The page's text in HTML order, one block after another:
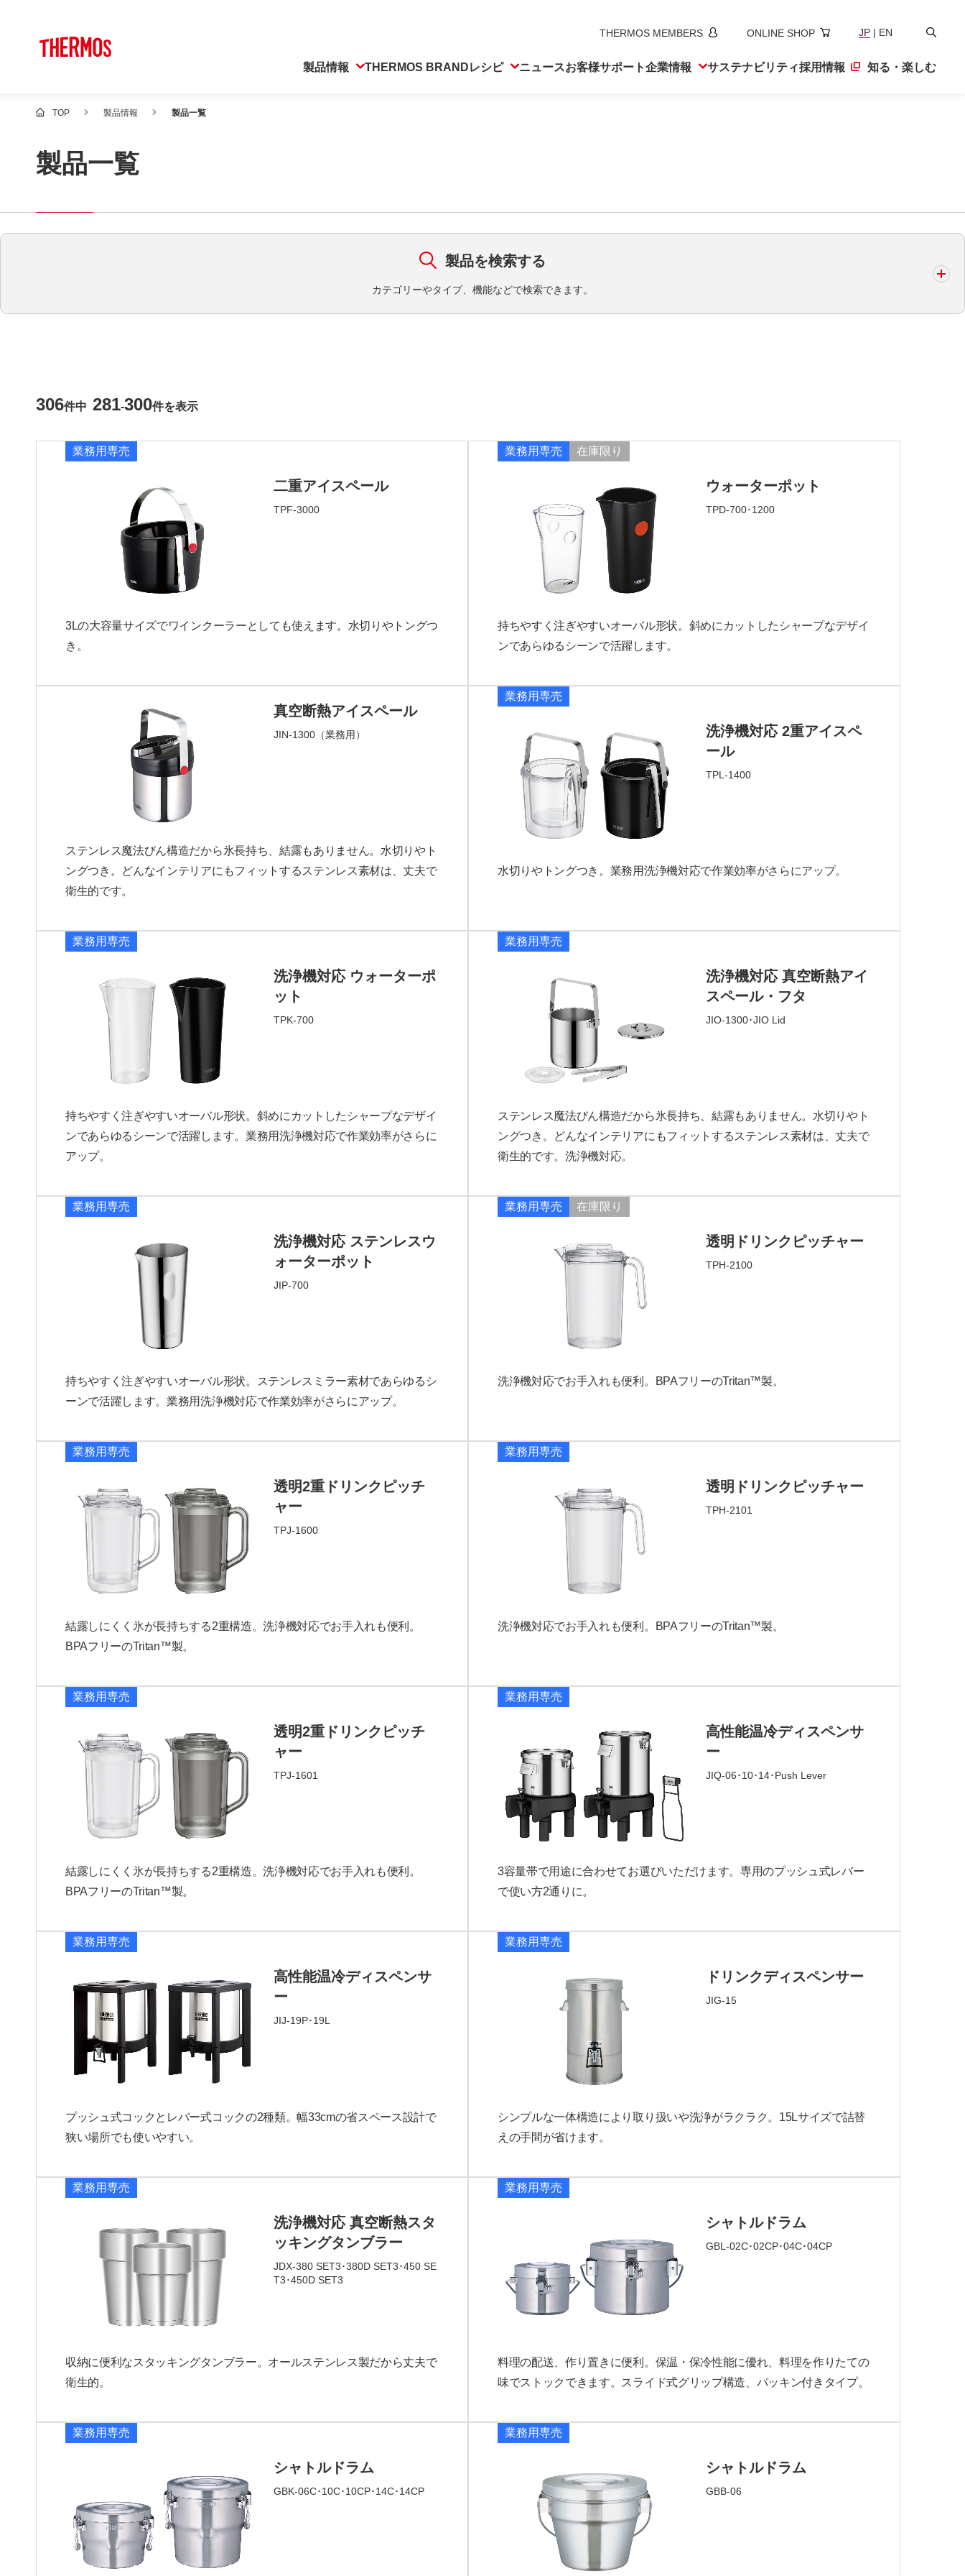
THERMOS MEMBERS ONLINE SHOP JP | EN
検
製品情報 THERMOS BRANDレシピ ニュースお客様サポート企業情報 サステナビリティ採用情報 知る・楽しむ
TOP 製品情報 製品一覧
製品一覧
製品を検索する
カテゴリーやタイプ、機能などで検索できます。
検索する
306件中 281-300件を表示
業務用専売
二重アイスペール
TPF-3000
3Lの大容量サイズでワインクーラーとしても使えます。水切りやトングつ
き。
業務用専売 在庫限り
ウォーターポット
TPD-700･1200
持ちやすく注ぎやすいオーバル形状。斜めにカットしたシャープなデザイ
ンであらゆるシーンで活躍します。
真空断熱アイスペール
JIN-1300（業務用）
ステンレス魔法びん構造だから氷長持ち、結露もありません。水切りやト
ングつき。どんなインテリアにもフィットするステンレス素材は、丈夫で
衛生的です。
業務用専売
洗浄機対応 2重アイスペ
ール
TPL-1400
水切りやトングつき。業務用洗浄機対応で作業効率がさらにアップ。
業務用専売
洗浄機対応 ウォーターポ
ット
TPK-700
持ちやすく注ぎやすいオーバル形状。斜めにカットしたシャープなデザイ
ンであらゆるシーンで活躍します。業務用洗浄機対応で作業効率がさらに
アップ。
業務用専売
洗浄機対応 真空断熱アイ
スペール・フタ
JIO-1300･JIO Lid
ステンレス魔法びん構造だから氷長持ち、結露もありません。水切りやト
ングつき。どんなインテリアにもフィットするステンレス素材は、丈夫で
衛生的です。洗浄機対応。
業務用専売
洗浄機対応 ステンレスウ
ォーターポット
JIP-700
持ちやすく注ぎやすいオーバル形状。ステンレスミラー素材であらゆるシ
ーンで活躍します。業務用洗浄機対応で作業効率がさらにアップ。
業務用専売 在庫限り
透明ドリンクピッチャー
TPH-2100
洗浄機対応でお手入れも便利。BPAフリーのTritan™製。
業務用専売
透明2重ドリンクピッチ
ャー
TPJ-1600
結露しにくく氷が長持ちする2重構造。洗浄機対応でお手入れも便利。
BPAフリーのTritan™製。
業務用専売
透明ドリンクピッチャー
TPH-2101
洗浄機対応でお手入れも便利。BPAフリーのTritan™製。
業務用専売
透明2重ドリンクピッチ
ャー
TPJ-1601
結露しにくく氷が長持ちする2重構造。洗浄機対応でお手入れも便利。
BPAフリーのTritan™製。
業務用専売
高性能温冷ディスペンサ
ー
JIQ-06･10･14･Push Lever
3容量帯で用途に合わせてお選びいただけます。専用のプッシュ式レバー
で使い方2通りに。
業務用専売
高性能温冷ディスペンサ
ー
JIJ-19P･19L
プッシュ式コックとレバー式コックの2種類。幅33cmの省スペース設計で
狭い場所でも使いやすい。
業務用専売
ドリンクディスペンサー
JIG-15
シンプルな一体構造により取り扱いや洗浄がラクラク。15Lサイズで詰替
えの手間が省けます。
業務用専売
洗浄機対応 真空断熱スタ
ッキングタンブラー
JDX-380 SET3･380D SET3･450 SE
T3･450D SET3
収納に便利なスタッキングタンブラー。オールステンレス製だから丈夫で
衛生的。
業務用専売
シャトルドラム
GBL-02C･02CP･04C･04CP
料理の配送、作り置きに便利。保温・保冷性能に優れ、料理を作りたての
味でストックできます。スライド式グリップ構造、パッキン付きタイプ。
業務用専売
シャトルドラム
GBK-06C･10C･10CP･14C･14CP
業務用専売
シャトルドラム
GBB-06